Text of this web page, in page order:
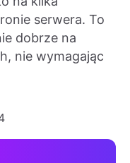
serwera. To
dobrze na
nie wymagając